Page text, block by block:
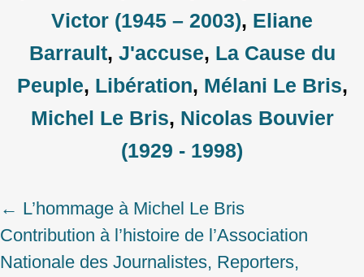
Victor (1945 – 2003), Eliane
Barrault, J'accuse, La Cause du
Peuple, Libération, Mélani Le Bris,
Michel Le Bris, Nicolas Bouvier
(1929 - 1998)
Post
navigation
← L’hommage à Michel Le Bris
Contribution à l’histoire de l’Association
Nationale des Journalistes, Reporters,